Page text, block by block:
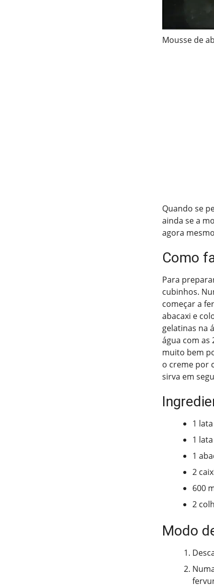
Mousse de
Quando se
ainda se a
agora
Como
Para
cubinhos.
começar a
abacaxi e
gelatinas na
água com as
muito bem
o creme por
sirva em
1
1
1
2
600
2
Modo